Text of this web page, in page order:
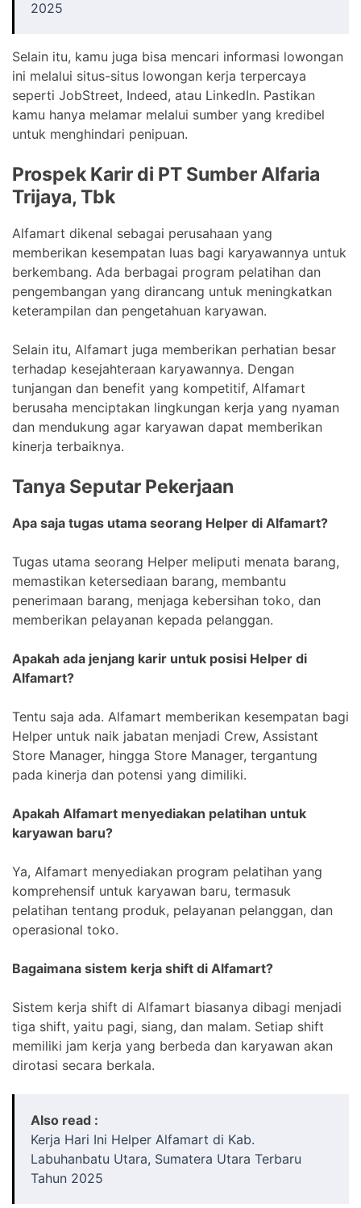
2025
Selain itu, kamu juga bisa mencari informasi lowongan
ini melalui situs-situs lowongan kerja terpercaya
seperti JobStreet, Indeed, atau LinkedIn. Pastikan
kamu hanya melamar melalui sumber yang kredibel
untuk menghindari penipuan.
Prospek Karir di PT Sumber Alfaria
Trijaya, Tbk
Alfamart dikenal sebagai perusahaan yang
memberikan kesempatan luas bagi karyawannya untuk
berkembang. Ada berbagai program pelatihan dan
pengembangan yang dirancang untuk meningkatkan
keterampilan dan pengetahuan karyawan.
Selain itu, Alfamart juga memberikan perhatian besar
terhadap kesejahteraan karyawannya. Dengan
tunjangan dan benefit yang kompetitif, Alfamart
berusaha menciptakan lingkungan kerja yang nyaman
dan mendukung agar karyawan dapat memberikan
kinerja terbaiknya.
Tanya Seputar Pekerjaan
Apa saja tugas utama seorang Helper di Alfamart?
Tugas utama seorang Helper meliputi menata barang,
memastikan ketersediaan barang, membantu
penerimaan barang, menjaga kebersihan toko, dan
memberikan pelayanan kepada pelanggan.
Apakah ada jenjang karir untuk posisi Helper di
Alfamart?
Tentu saja ada. Alfamart memberikan kesempatan bagi
Helper untuk naik jabatan menjadi Crew, Assistant
Store Manager, hingga Store Manager, tergantung
pada kinerja dan potensi yang dimiliki.
Apakah Alfamart menyediakan pelatihan untuk
karyawan baru?
Ya, Alfamart menyediakan program pelatihan yang
komprehensif untuk karyawan baru, termasuk
pelatihan tentang produk, pelayanan pelanggan, dan
operasional toko.
Bagaimana sistem kerja shift di Alfamart?
Sistem kerja shift di Alfamart biasanya dibagi menjadi
tiga shift, yaitu pagi, siang, dan malam. Setiap shift
memiliki jam kerja yang berbeda dan karyawan akan
dirotasi secara berkala.
Also read :
Kerja Hari Ini Helper Alfamart di Kab.
Labuhanbatu Utara, Sumatera Utara Terbaru
Tahun 2025